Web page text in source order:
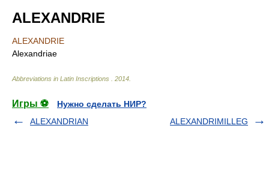
ALEXANDRIE
ALEXANDRIE
Alexandriae
Abbreviations in Latin Inscriptions 2014
Игры ⚽
Нужно сделать НИР?
ALEXANDRIAN
ALEXANDRIMILLEG